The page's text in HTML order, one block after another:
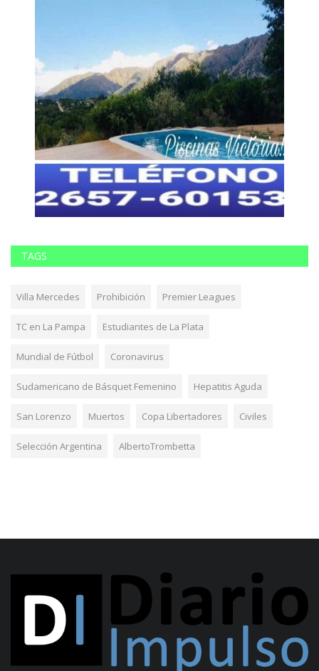
TAGS
Villa Mercedes Prohibición Premier Leagues
TC en La Pampa Estudiantes de La Plata
Mundial de Fútbol Coronavirus
Sudamericano de Básquet Femenino Hepatitis Aguda
San Lorenzo Muertos Copa Libertadores Civiles
Selección Argentina AlbertoTrombetta